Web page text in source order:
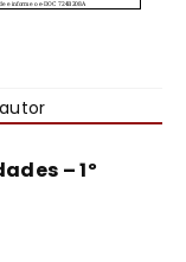
– 1º